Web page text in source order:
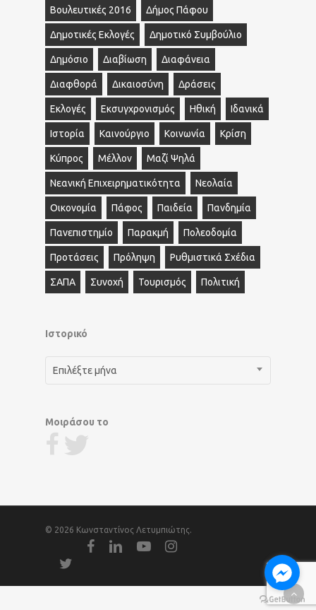
Βουλευτικές 2016 Δήμος Πάφου
Δημοτικές Εκλογές Δημοτικό Συμβούλιο
Δημόσιο Διαβίωση Διαφάνεια
Διαφθορά Δικαιοσύνη Δράσεις
Εκλογές Εκσυγχρονισμός Ηθική Ιδανικά
Ιστορία Καινούργιο Κοινωνία Κρίση
Κύπρος Μέλλον Μαζί Ψηλά
Νεανική Επιχειρηματικότητα Νεολαία
Οικονομία Πάφος Παιδεία Πανδημία
Πανεπιστημίο Παρακμή Πολεοδομία
Προτάσεις Πρόληψη Ρυθμιστικά Σχέδια
ΣΑΠΑ Συνοχή Τουρισμός Πολιτική
Ιστορικό
Επιλέξτε μήνα
Μοιράσου το
© 2026 Κωνσταντίνος Λετυμπιώτης.
twitter
facebooklinkedin youtube instagram